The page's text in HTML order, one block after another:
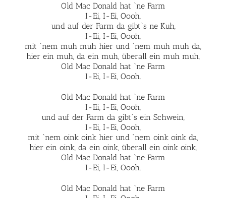
Old Mac Donald hat `ne Farm
I-Ei, I-Ei, Oooh,
und auf der Farm da gibt`s ne Kuh,
I-Ei, I-Ei, Oooh,
mit `nem muh muh hier und `nem muh muh da,
hier ein muh, da ein muh, überall ein muh muh,
Old Mac Donald hat `ne Farm
I-Ei, I-Ei, Oooh.
Old Mac Donald hat `ne Farm
I-Ei, I-Ei, Oooh,
und auf der Farm da gibt`s ein Schwein,
I-Ei, I-Ei, Oooh,
mit `nem oink oink hier und `nem oink oink da,
hier ein oink, da ein oink, überall ein oink oink,
Old Mac Donald hat `ne Farm
I-Ei, I-Ei, Oooh.
Old Mac Donald hat `ne Farm